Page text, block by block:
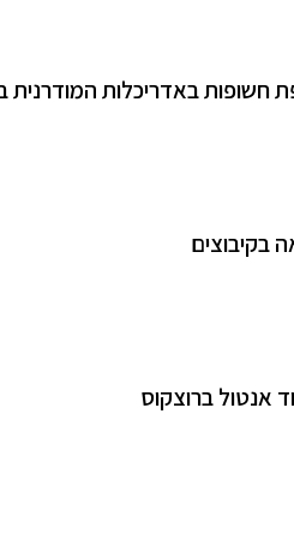
חשופות באדריכלות המודרנית
בקיבוצים
אנטול ברוצקוס